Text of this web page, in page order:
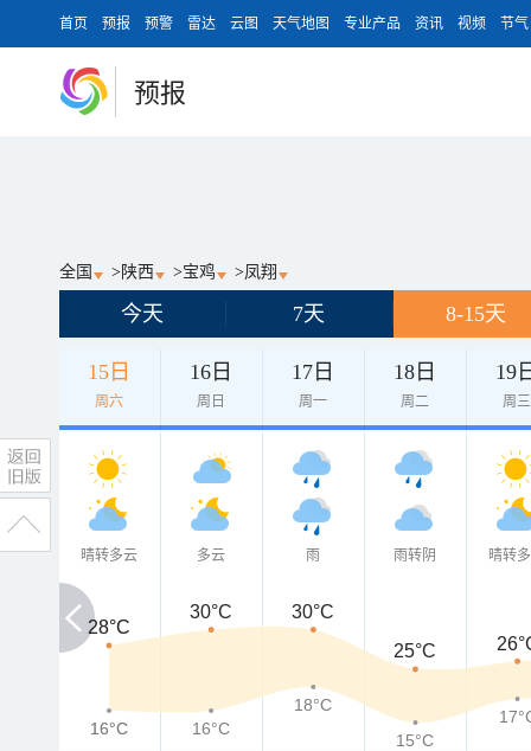
首页 预报 预警 雷达 云图 天气地图 专业产品 资讯 视频 节气
预报
全国 > 陕西 >宝鸡 >凤翔
今天 7天 8-15天
15日
周六
16日
周日
17日
周一
18日
周二
19
周三
晴转多云 多云 雨 雨转阴 晴转
28°C
28°C
30°C 30°C
25°C
16°C
16°C 16°C
18°C
15°C